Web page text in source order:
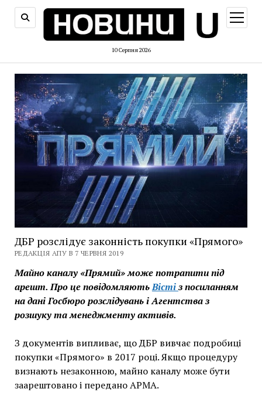
10 Серпня 2026
меню
ДБР розслідує законність покупки «Прямого»
РЕДАКЦІЯ АПУ В 7 ЧЕРВНЯ 2019
Майно каналу «Прямий» може потрапити під
арешт. Про це повідомляютьВістіз посиланням
на дані Госбюро розслідувань і Агентства з
розшуку та менеджменту активів.
З документів випливає, що ДБР вивчає подробиці
покупки «Прямого» в 2017 році. Якщо процедуру
визнають незаконною, майно каналу може бути
заарештовано і передано АРМА.